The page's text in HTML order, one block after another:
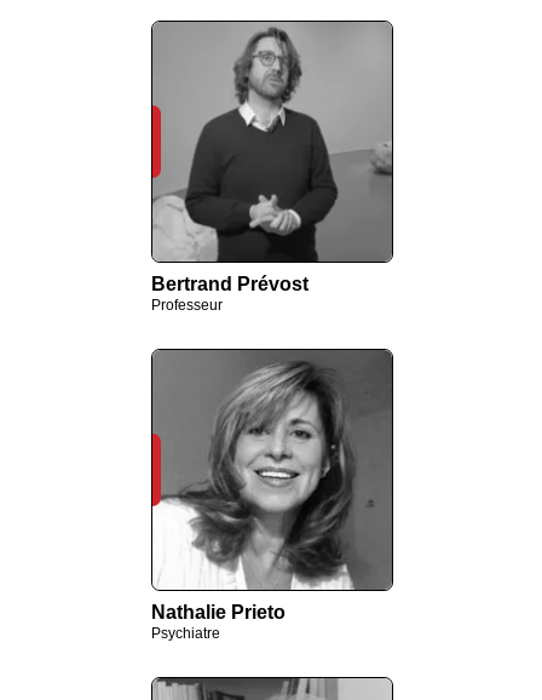
Bertrand Prévost
Professeur
Nathalie Prieto
Psychiatre